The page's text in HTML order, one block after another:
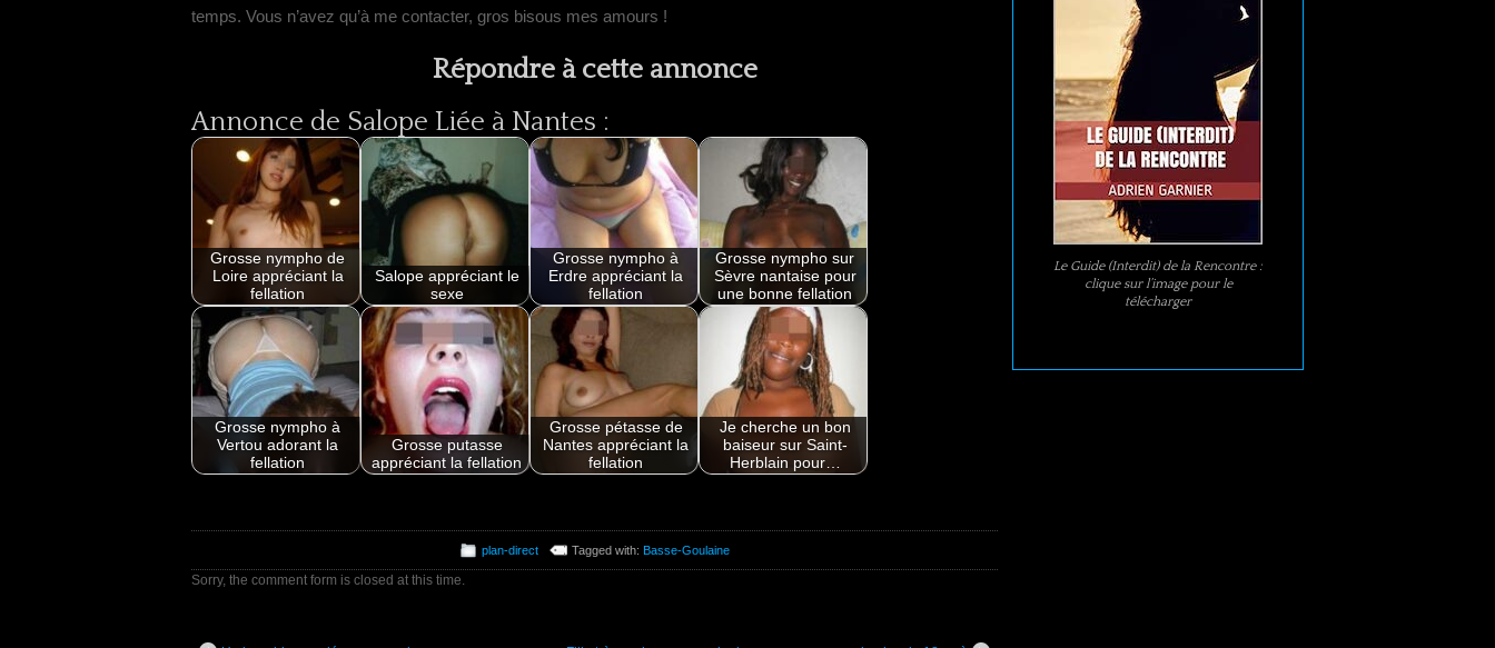
temps. Vous n’avez qu’à me contacter, gros bisous mes amours !
Répondre à cette annonce
Annonce de Salope Liée à Nantes :
Grosse nympho de
Loire appréciant la
fellation
Salope appréciant le
sexe
Grosse nympho à
Erdre appréciant la
fellation
Grosse nympho sur
Sèvre nantaise pour
une bonne fellation
Grosse nympho à
Vertou adorant la
fellation
Grosse putasse
appréciant la fellation
Grosse pétasse de
Nantes appréciant la
fellation
Je cherche un bon
baiseur sur Saint-
Herblain pour…
plan-direct Tagged with:Basse-Goulaine
Sorry, the comment form is closed at this time.
Le Guide (Interdit) de la Rencontre :
clique sur l’image pour le
télécharger